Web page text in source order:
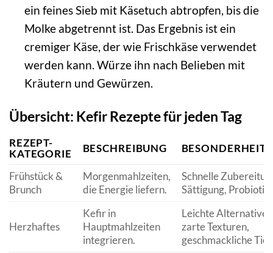
ein feines Sieb mit Käsetuch abtropfen, bis die
Molke abgetrennt ist. Das Ergebnis ist ein
cremiger Käse, der wie Frischkäse verwendet
werden kann. Würze ihn nach Belieben mit
Kräutern und Gewürzen.
Übersicht: Kefir Rezepte für jeden Tag
REZEPT-
KATEGORIE
BESCHREIBUNG
Frühstück &
Brunch
Morgenmahlzeiten,
die Energie liefern.
Schnelle
Sättigung,
Herzhaftes
Kefir in
Hauptmahlzeiten
integrieren.
Leichte
zarte Texturen,
geschmackliche